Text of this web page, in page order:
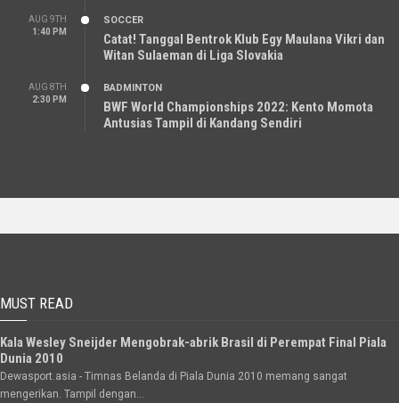
AUG 9TH
1:40 PM
SOCCER
Catat! Tanggal Bentrok Klub Egy Maulana Vikri dan
Witan Sulaeman di Liga Slovakia
AUG 8TH
2:30 PM
BADMINTON
BWF World Championships 2022: Kento Momota
Antusias Tampil di Kandang Sendiri
MUST READ
Kala Wesley Sneijder Mengobrak-abrik Brasil di Perempat Final Piala
Dunia 2010
Dewasport.asia - Timnas Belanda di Piala Dunia 2010 memang sangat
mengerikan. Tampil dengan...